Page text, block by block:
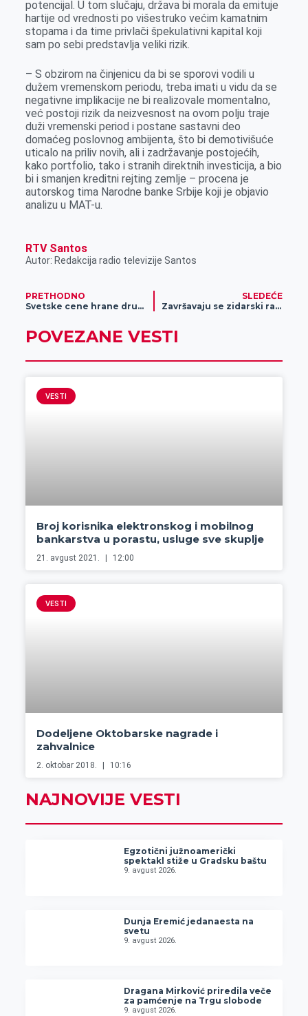
potencijal. U tom slučaju, država bi morala da emituje
hartije od vrednosti po višestruko većim kamatnim
stopama i da time privlači špekulativni kapital koji
sam po sebi predstavlja veliki rizik.
– S obzirom na činjenicu da bi se sporovi vodili u
dužem vremenskom periodu, treba imati u vidu da se
negativne implikacije ne bi realizovale momentalno,
već postoji rizik da neizvesnost na ovom polju traje
duži vremenski period i postane sastavni deo
domaćeg poslovnog ambijenta, što bi demotivišuće
uticalo na priliv novih, ali i zadržavanje postojećih,
kako portfolio, tako i stranih direktnih investicija, a bio
bi i smanjen kreditni rejting zemlje – procena je
autorskog tima Narodne banke Srbije koji je objavio
analizu u MAT-u.
RTV Santos
Autor: Redakcija radio televizije Santos
PRETHODNO
Svetske cene hrane drugi mesec za redom u porastu
SLEDEĆE
Završavaju se zidarski radovi na izgradnji stambenog objekta u Kleku
POVEZANE VESTI
VESTI
Broj korisnika elektronskog i mobilnog
bankarstva u porastu, usluge sve skuplje
21. avgust 2021. 12:00
VESTI
Dodeljene Oktobarske nagrade i
zahvalnice
2. oktobar 2018. 10:16
NAJNOVIJE VESTI
Egzotični južnoamerički
spektakl stiže u Gradsku baštu
9. avgust 2026.
Dunja Eremić jedanaesta na
svetu
9. avgust 2026.
Dragana Mirković priredila veče
za pamćenje na Trgu slobode
9. avgust 2026.